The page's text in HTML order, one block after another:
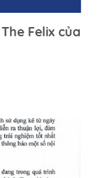
Felix của